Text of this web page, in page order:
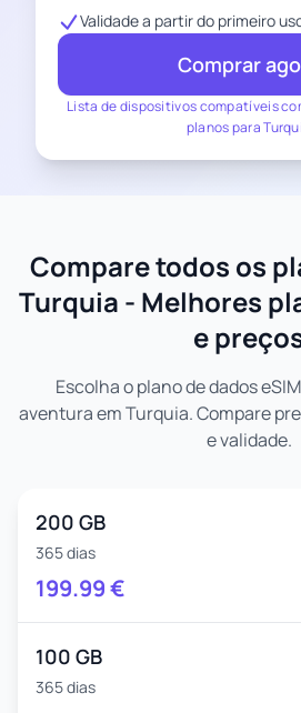
Lista de dispositivos compatíveis
planos para
Validade a partir do primeiro
Comprar
Compare todos os
Turquia - Melhores
e
Escolha o plano de dados
aventura em Turquia. Compare
e validade.
200 GB
365 dias
199.99€
100 GB
365 dias